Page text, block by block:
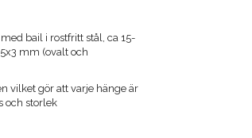
bail i rostfritt stål, ca 15-
mm (ovalt och
vilket gör att varje hänge är
och storlek